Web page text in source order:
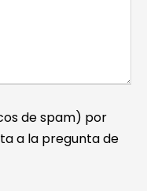
de spam) por
a la pregunta de